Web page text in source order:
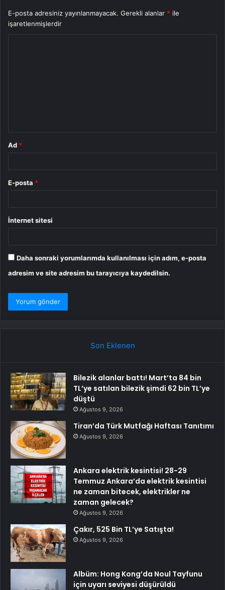
E-posta adresiniz yayınlanmayacak. Gerekli alanlar * ile
işaretlenmişlerdir
Ad *
E-posta *
İnternet sitesi
Daha sonraki yorumlarımda kullanılması için adım, e-posta
adresim ve site adresim bu tarayıcıya kaydedilsin.
Son Eklenen
Bilezik alanlar battı! Mart’ta 84 bin
TL’ye satılan bilezik şimdi 62 bin TL’ye
düştü
Ağustos 9, 2026
Tiran’da Türk Mutfağı Haftası Tanıtımı
Ağustos 9, 2026
Ankara elektrik kesintisi! 28-29
Temmuz Ankara’da elektrik kesintisi
ne zaman bitecek, elektrikler ne
zaman gelecek?
Ağustos 9, 2026
Çakır, 525 Bin TL’ye Satışta!
Ağustos 9, 2026
Albüm: Hong Kong’da Noul Tayfunu
için uyarı seviyesi düşürüldü